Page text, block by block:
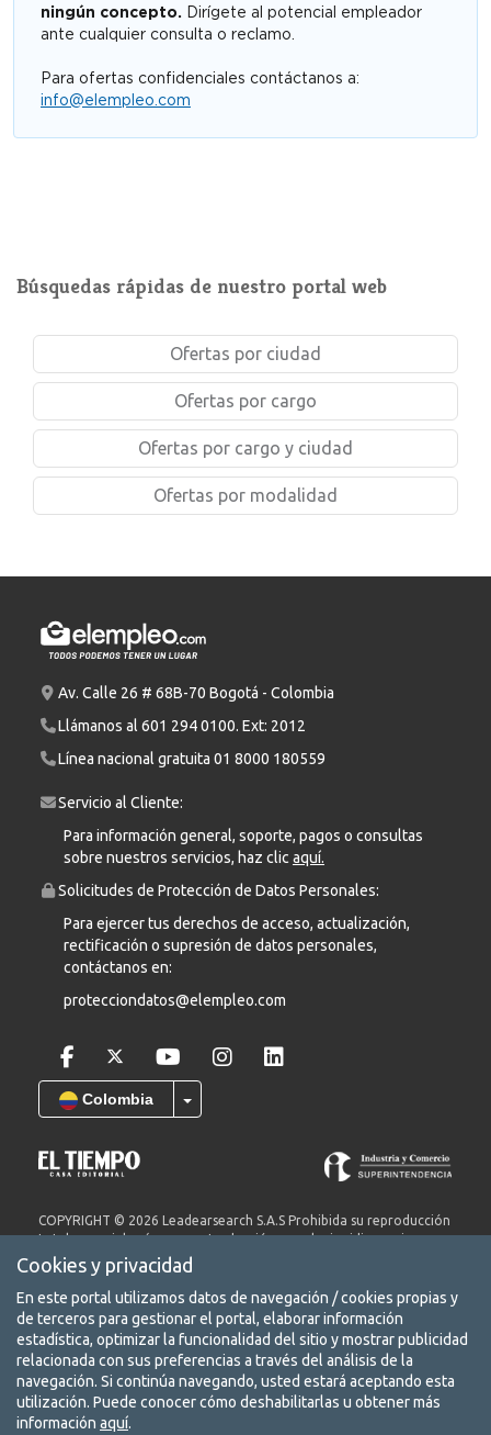
ningún concepto. Dirígete al potencial empleador
ante cualquier consulta o reclamo.
Para ofertas confidenciales contáctanos a:
info@elempleo.com
Búsquedas rápidas de nuestro portal web
Ofertas por ciudad
Ofertas por cargo
Ofertas por cargo y ciudad
Ofertas por modalidad
Av. Calle 26 # 68B-70 Bogotá - Colombia
Llámanos al 601 294 0100. Ext: 2012
Línea nacional gratuita 01 8000 180559
Servicio al Cliente:
Para información general, soporte, pagos o consultas
sobre nuestros servicios, haz clicaquí.
Solicitudes de Protección de Datos Personales:
Para ejercer tus derechos de acceso, actualización,
rectificación o supresión de datos personales,
contáctanos en:
protecciondatos@elempleo.com
Colombia
COPYRIGHT © 2026 Leadearsearch S.A.S Prohibida su reproducción
total o parcial, así como su traducción a cualquier idioma sin
autorización escrita de su titular. elempleo.com es un producto de
Leadearsearch S.A.S. Nit. 8300651578.
Términos y condiciones
Aviso de privacidad
Protección de datos
Conoce nuestra red de portales
Cookies y privacidad
En este portal utilizamos datos de navegación / cookies propias y
de terceros para gestionar el portal, elaborar información
estadística, optimizar la funcionalidad del sitio y mostrar publicidad
relacionada con sus preferencias a través del análisis de la
navegación. Si continúa navegando, usted estará aceptando esta
utilización. Puede conocer cómo deshabilitarlas u obtener más
información aquí.